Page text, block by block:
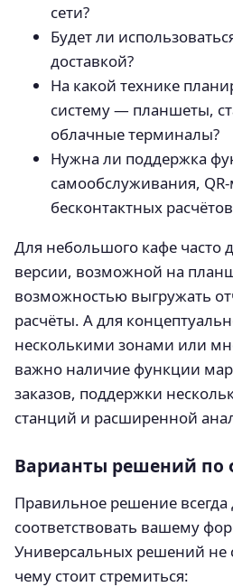
сети?
Будет ли
доставкой?
На какой технике
систему — планшеты,
облачные терминалы?
Нужна ли поддержка
самообслуживания,
бесконтактных
Для небольшого кафе часто
версии, возможной на
возможностью выгружать
расчёты. А для
несколькими зонами или
важно наличие функции
заказов, поддержки
станций и расширенной
Варианты решений по
Правильное решение
соответствовать вашему
Универсальных решений не
чему стоит стремиться: